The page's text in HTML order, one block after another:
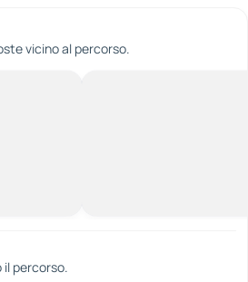
vicino al percorso.
il percorso.